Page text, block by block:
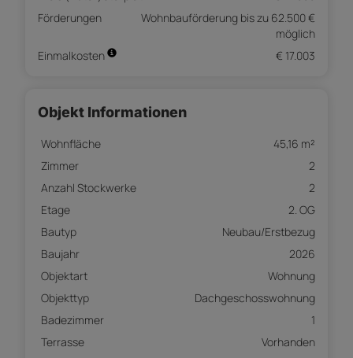
Förderungen
Wohnbauförderung bis zu 62.500 €
möglich
Einmalkosten
€ 17.003
Objekt Informationen
Wohnfläche
45,16 m²
Zimmer
2
Anzahl Stockwerke
2
Etage
2. OG
Bautyp
Neubau/Erstbezug
Baujahr
2026
Objektart
Wohnung
Objekttyp
Dachgeschosswohnung
Badezimmer
1
Terrasse
Vorhanden